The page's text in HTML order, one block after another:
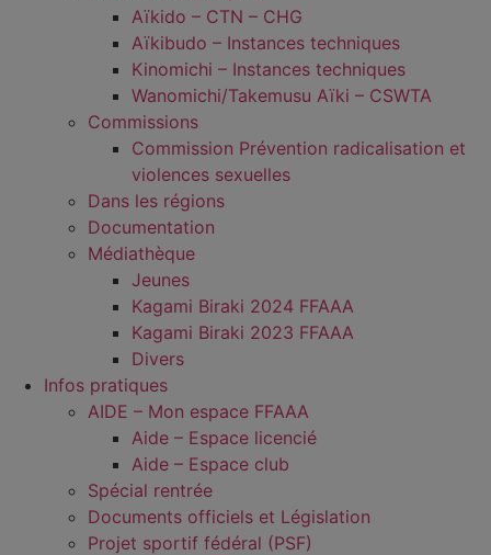
Aïkido – CTN – CHG
Aïkibudo – Instances techniques
Kinomichi – Instances techniques
Wanomichi/Takemusu Aïki – CSWTA
Commissions
Commission Prévention radicalisation et
violences sexuelles
Dans les régions
Documentation
Médiathèque
Jeunes
Kagami Biraki 2024 FFAAA
Kagami Biraki 2023 FFAAA
Divers
Infos pratiques
AIDE – Mon espace FFAAA
Aide – Espace licencié
Aide – Espace club
Spécial rentrée
Documents officiels et Législation
Projet sportif fédéral (PSF)